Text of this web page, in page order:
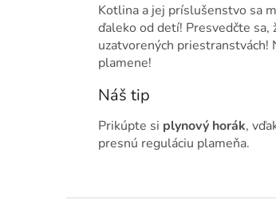
Kotlina a jej príslušenstvo sa
ďaleko od detí! Presvedčte
uzatvorených priestranstvách!
plamene!
Náš tip
Prikúpte si plynový horák,
presnú reguláciu plameňa.